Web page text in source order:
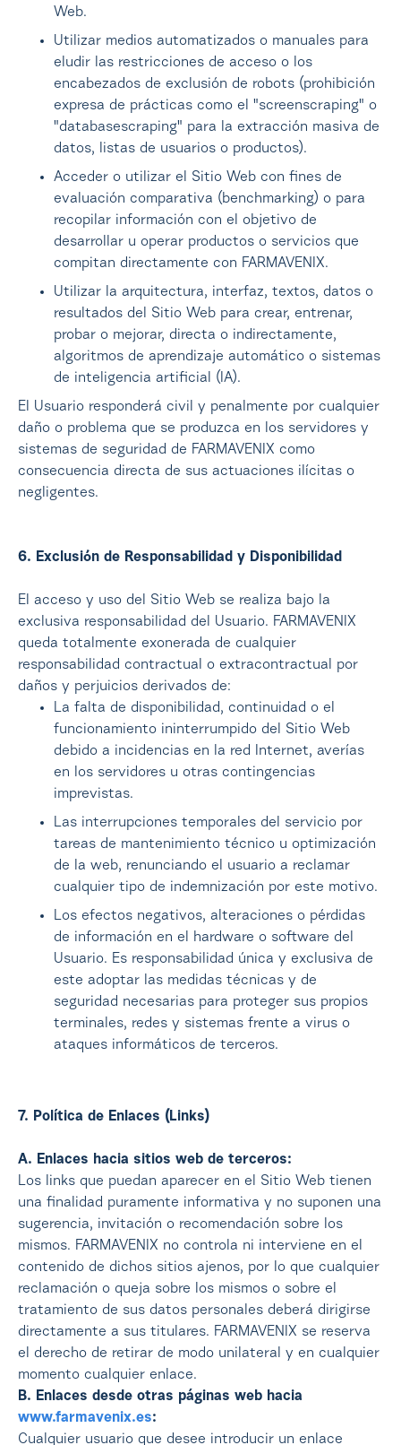
Web.
Utilizar medios automatizados o manuales para
eludir las restricciones de acceso o los
encabezados de exclusión de robots (prohibición
expresa de prácticas como el "screenscraping" o
"databasescraping" para la extracción masiva de
datos, listas de usuarios o productos).
Acceder o utilizar el Sitio Web con fines de
evaluación comparativa (benchmarking) o para
recopilar información con el objetivo de
desarrollar u operar productos o servicios que
compitan directamente con FARMAVENIX.
Utilizar la arquitectura, interfaz, textos, datos o
resultados del Sitio Web para crear, entrenar,
probar o mejorar, directa o indirectamente,
algoritmos de aprendizaje automático o sistemas
de inteligencia artificial (IA).
El Usuario responderá civil y penalmente por cualquier
daño o problema que se produzca en los servidores y
sistemas de seguridad de FARMAVENIX como
consecuencia directa de sus actuaciones ilícitas o
negligentes.
6. Exclusión de Responsabilidad y Disponibilidad
El acceso y uso del Sitio Web se realiza bajo la
exclusiva responsabilidad del Usuario. FARMAVENIX
queda totalmente exonerada de cualquier
responsabilidad contractual o extracontractual por
daños y perjuicios derivados de:
La falta de disponibilidad, continuidad o el
funcionamiento ininterrumpido del Sitio Web
debido a incidencias en la red Internet, averías
en los servidores u otras contingencias
imprevistas.
Las interrupciones temporales del servicio por
tareas de mantenimiento técnico u optimización
de la web, renunciando el usuario a reclamar
cualquier tipo de indemnización por este motivo.
Los efectos negativos, alteraciones o pérdidas
de información en el hardware o software del
Usuario. Es responsabilidad única y exclusiva de
este adoptar las medidas técnicas y de
seguridad necesarias para proteger sus propios
terminales, redes y sistemas frente a virus o
ataques informáticos de terceros.
7. Política de Enlaces (Links)
A. Enlaces hacia sitios web de terceros:
Los links que puedan aparecer en el Sitio Web tienen
una finalidad puramente informativa y no suponen una
sugerencia, invitación o recomendación sobre los
mismos. FARMAVENIX no controla ni interviene en el
contenido de dichos sitios ajenos, por lo que cualquier
reclamación o queja sobre los mismos o sobre el
tratamiento de sus datos personales deberá dirigirse
directamente a sus titulares. FARMAVENIX se reserva
el derecho de retirar de modo unilateral y en cualquier
momento cualquier enlace.
B. Enlaces desde otras páginas web hacia
www.farmavenix.es:
Cualquier usuario que desee introducir un enlace